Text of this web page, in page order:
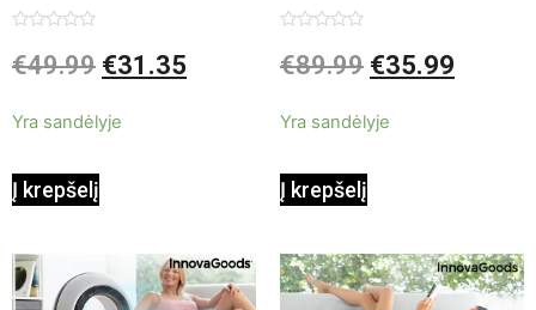
garintuvas su
3 Bar 1000W
0
iš
€49.99 €31.35
Yra sandėlyje
Į krepšelį
masažuoklis
0
iš
€89.99 €35.99
Yra sandėlyje
Į krepšelį